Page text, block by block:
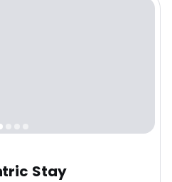
Stay